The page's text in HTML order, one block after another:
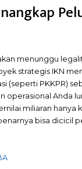
menunggu
strategis IKN
(seperti PKKPR)
operasional Anda
miliaran hanya
bisa dicicil